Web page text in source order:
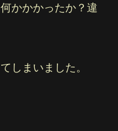
かかかったか？違
しまいました。